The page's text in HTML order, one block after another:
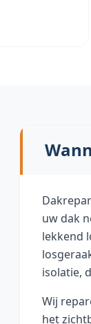
uw dak
lekkend
isolatie,
Wij
het